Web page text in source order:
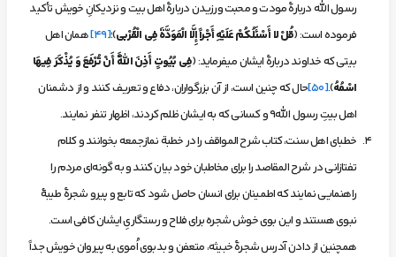
رسول الله دربارۀ مودت و محبت ورزیدن دربارۀ اهل بیت و نزدیکانِ خویش تأکید
فرموده است: (قُلْ لا أَسْئَلُكُمْ عَلَيْهِ أَجْراً إِلَّا الْمَوَدَّةَ فِي الْقُرْبى‏)؛[49]
همان اهل
بیتی که خداوند دربارۀ ایشان می­فرماید: (فِي بُيُوتٍ أَذِنَ اللَّهُ أَنْ تُرْفَعَ وَ يُذْكَرَ فِيهَا
اسْمُهُ).
[50]
حال که چنین است، از آن بزرگواران، دفاع و تعریف کنند و از دشمنان
اهل بیتِ رسول الله9 و کسانی که به ایشان ظلم کردند، اظهار تنفر نمایند.
خطبای اهل سنت، کتابشرح المواقفرا در خطبة نمازجمعه‌ بخوانند و کلام
تفتازانی درشرح المقاصدرا برای مخاطبان خود بیان کنند و به گونه‌ای مردم را
راهنمایی نمایند که اطمینان برای انسان حاصل شود که تابع و پیرو شجرۀ طیبۀ
نبوی هستند و این بوی خوش شجره برای فلاح و رستگاریِ ایشان کافی است.
همچنین از دادن آدرس شجرۀ خبیثه، متعفن و بدبوی اُموی به پیروان خویش جداً